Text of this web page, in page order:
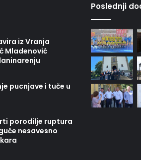
iz Vranja
Mladenović
pucnjave i tuče u
porodilje ruptura
nesavesno
Poslednji